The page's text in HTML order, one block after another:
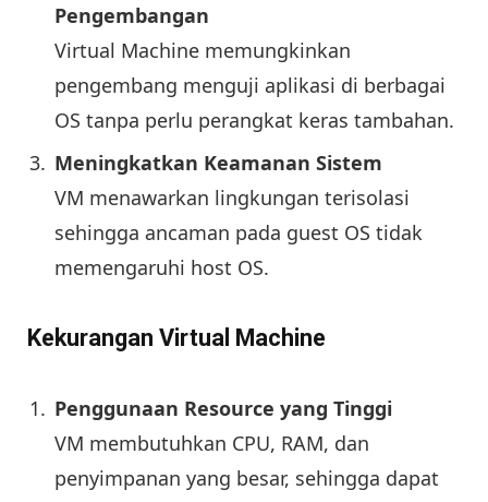
Pengembangan
Virtual Machine memungkinkan
pengembang menguji aplikasi di berbagai
OS tanpa perlu perangkat keras tambahan.
Meningkatkan Keamanan Sistem
VM menawarkan lingkungan terisolasi
sehingga ancaman pada guest OS tidak
memengaruhi host OS.
Kekurangan Virtual Machine
Penggunaan Resource yang Tinggi
VM membutuhkan CPU, RAM, dan
penyimpanan yang besar, sehingga dapat